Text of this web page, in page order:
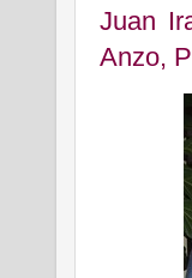
Juan
Anzo,